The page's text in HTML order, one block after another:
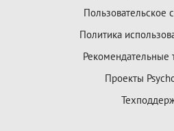
Пользовательское
Политика
Рекомендательные
Проекты